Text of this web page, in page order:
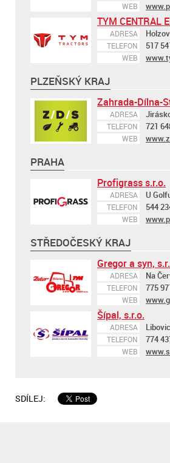
WEB
TYM CENTRAL
ADRESA
TELEFON 517
WEB
PLZEŇSKÝ KRAJ
Zahrada-Dílna-
ADRESA
TELEFON 721
WEB
PRAHA
Profigrass s.r.o.
ADRESA U
TELEFON 544
WEB
STŘEDOČESKÝ KRAJ
Gregor a syn,
ADRESA Na
TELEFON 775
WEB
Šípal, s.r.o.
ADRESA
TELEFON 774
WEB
SDÍLEJ: